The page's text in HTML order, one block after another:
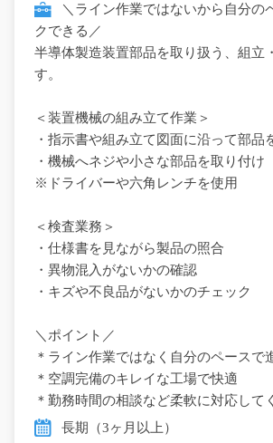
＼ライン作業ではないから自分の
クできる／
半導体製造装置部品を取り扱う、組立
す。
＜装置機械の組み立て作業＞
・指示書や組み立て図面に沿って部品
・機械へネジや小さな部品を取り付け
※ドライバーや六角レンチを使用
＜検査業務＞
・仕様書を見ながら製品の照合
・異物混入がないかの確認
・キズや不良品がないかのチェック
＼ポイント／
＊ライン作業ではなく自分のペースで
＊空調完備のキレイな工場で快適
＊勤務時間の相談など柔軟に対応して
長期（3ヶ月以上）